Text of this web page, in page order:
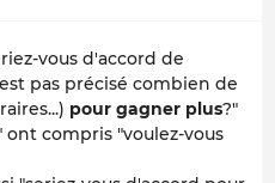
vous d'accord de
pas précisé combien de
pour gagner plus?"
compris "voulez-vous